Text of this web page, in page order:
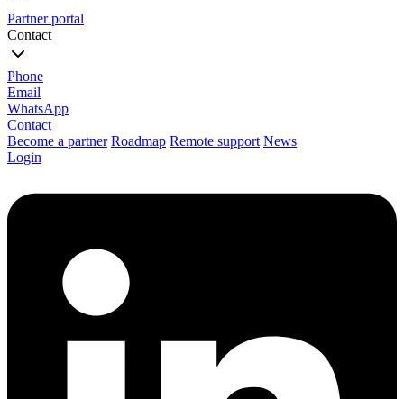
Partner portal
Contact
Phone
Email
WhatsApp
Contact
Become a partner Roadmap Remote support News
Login